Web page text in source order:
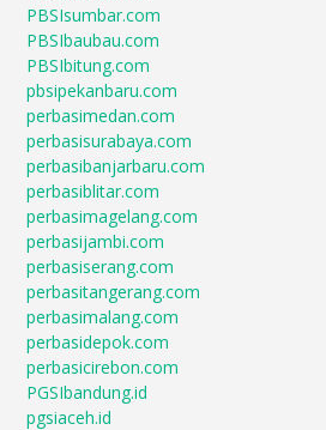
PBSIsumbar.com
PBSIbaubau.com
PBSIbitung.com
pbsipekanbaru.com
perbasimedan.com
perbasisurabaya.com
perbasibanjarbaru.com
perbasiblitar.com
perbasimagelang.com
perbasijambi.com
perbasiserang.com
perbasitangerang.com
perbasimalang.com
perbasidepok.com
perbasicirebon.com
PGSIbandung.id
pgsiaceh.id